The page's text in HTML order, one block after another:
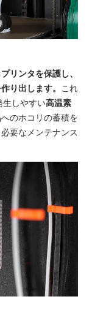
リンタを保護し、
り出します。
これ
しやすい高温素
のホコリの蓄積を
要なメンテナンス